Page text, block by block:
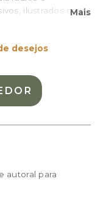
ilustrados com
montessorianos.
fofo e é perfeito
um cantinho
venda R$ 25,00 /
Mais
desejos
autoral para